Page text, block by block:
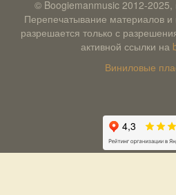
© Boogiemanmusic 2012-
Перепечатывание материалов и
разрешается только с
активной ссылки на
Виниловые